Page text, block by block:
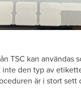
TSC kan användas
den typ av
är i stort sett